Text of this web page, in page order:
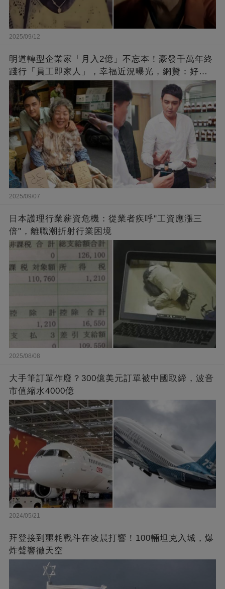
2025/09/12
明道轉型企業家「月入2億」不忘本！豪發千萬年終
踐行「員工即家人」，幸福近況曝光，網贊：好老
闆的福報
2025/09/07
日本護理行業薪資危機：從業者疾呼"工資應漲三
倍"，離職潮折射行業困境
2025/08/08
大手筆訂單作廢？300億美元訂單被中國取締，波音
市值縮水4000億
2024/05/21
拜登接到噩耗戰斗在凌晨打響！100輛坦克入城，爆
炸聲響徹天空